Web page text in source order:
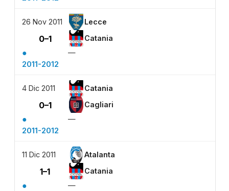
26 Nov 2011 Lecce
0–1 Catania
●
—
2011-2012
4 Dic 2011 Catania
0–1 Cagliari
●
—
2011-2012
11 Dic 2011 Atalanta
1–1 Catania
●
—